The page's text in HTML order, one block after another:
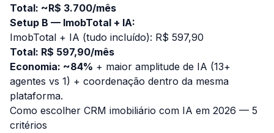
Total: ~R$ 3.700/mês
Setup B — ImobTotal + IA:
ImobTotal + IA (tudo incluído): R$ 597,90
Total: R$ 597,90/mês
Economia: ~84% + maior amplitude de IA (13+
agentes vs 1) + coordenação dentro da mesma
plataforma.
Como escolher CRM imobiliário com IA em 2026 — 5
critérios